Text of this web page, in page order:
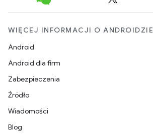
WIĘCEJ INFORMACJI O ANDROIDZIE
Android
Android dla firm
Zabezpieczenia
Źródło
Wiadomości
Blog